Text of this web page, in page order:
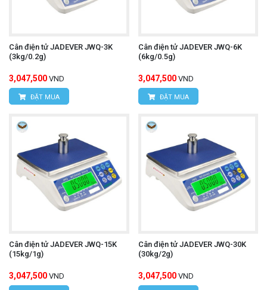
Cân điện tử JADEVER JWQ-3K
(3kg/0.2g)
3,047,500 VND
ĐẶT MUA
Cân điện tử JADEVER JWQ-6K
(6kg/0.5g)
3,047,500 VND
ĐẶT MUA
Cân điện tử JADEVER JWQ-15K
(15kg/1g)
3,047,500 VND
Cân điện tử JADEVER JWQ-30K
(30kg/2g)
3,047,500 VND